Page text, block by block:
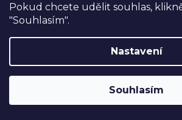
Pokud chcete udělit souhlas,
"Souhlasím".
Nastavení
Souhlasím
značky USNU® s kódem
DOPRAVA ZDARMA při
30.000,-.